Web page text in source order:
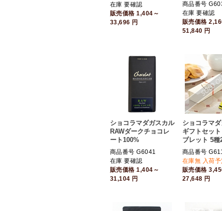
在庫 要確認
販売価格1,404～
33,696 円
商品番号
在庫 要確認
販売価格
51,840 円
ショコラマダガスカル
RAWダークチョコレ
ート100%
商品番号 G6041
在庫 要確認
販売価格1,404～
31,104 円
ショコラマ
ギフトセッ
ブレット 5種
商品番号
在庫無 入荷
販売価格
27,648 円